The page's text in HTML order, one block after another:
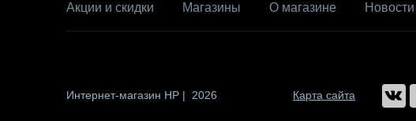
Акции и скидки Магазины О магазине Новости
Интернет-магазин HP | 2026 Карта сайта